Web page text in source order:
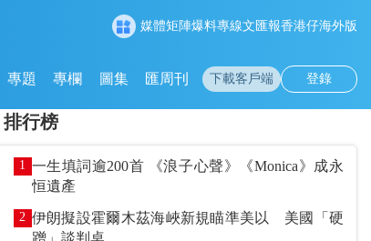
媒體矩陣爆料專線文匯報香港仔海外版
專題 專欄 圖集 匯周刊 下載客戶端 登錄
排行榜
1 一生填詞逾200首 《浪子心聲》《Monica》成永
恒遺產
2 伊朗擬設霍爾木茲海峽新規瞄準美以 美國「硬